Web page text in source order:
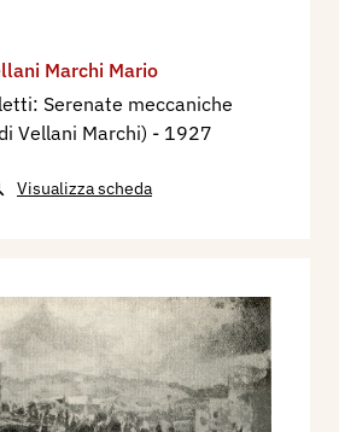
originali).
d’Arte Marinara,
Palazzo delle
1927, p. 112
numero 1. A cura di
della Scuola di Arte
di Bologna. tavv. IX, XX.
Serenate meccaniche
Marchi Mario
Serenate meccaniche
Vellani Marchi) - 1927
Visualizza scheda